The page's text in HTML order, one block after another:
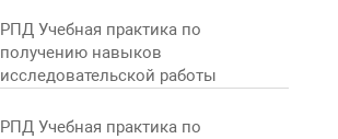
РПД Учебная практика по
получению навыков
исследовательской работы
РПД Учебная практика по